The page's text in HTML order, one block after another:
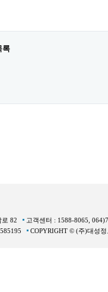
록
로 82
고객센터 : 1588-8065,
COPYRIGHT © (주)대성